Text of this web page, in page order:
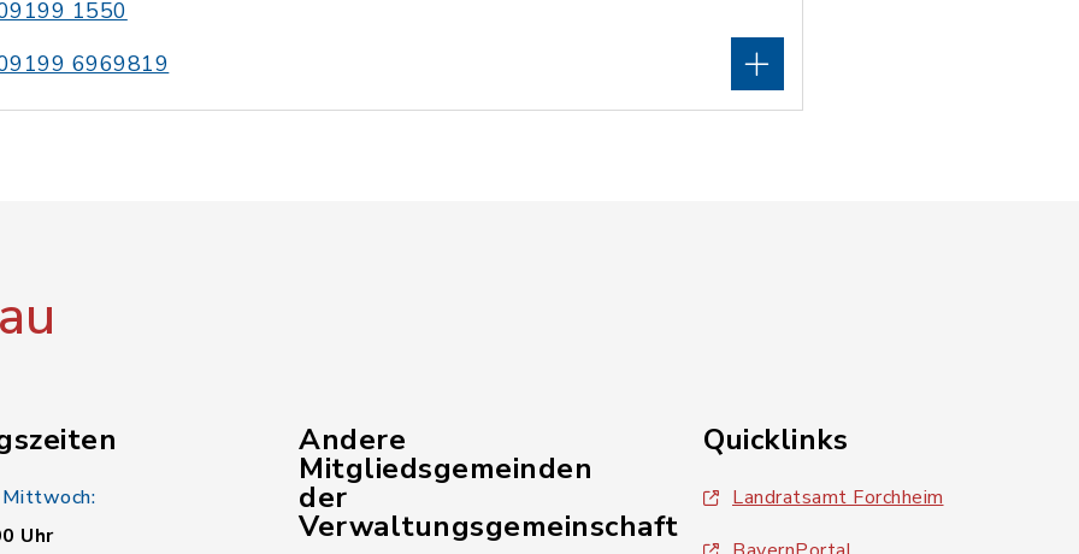
1550
6969819
Uhr
Andere
Mitgliedsgemeinden
der
Verwaltungsgemeinschaft
Quicklinks
Landratsamt Forchheim